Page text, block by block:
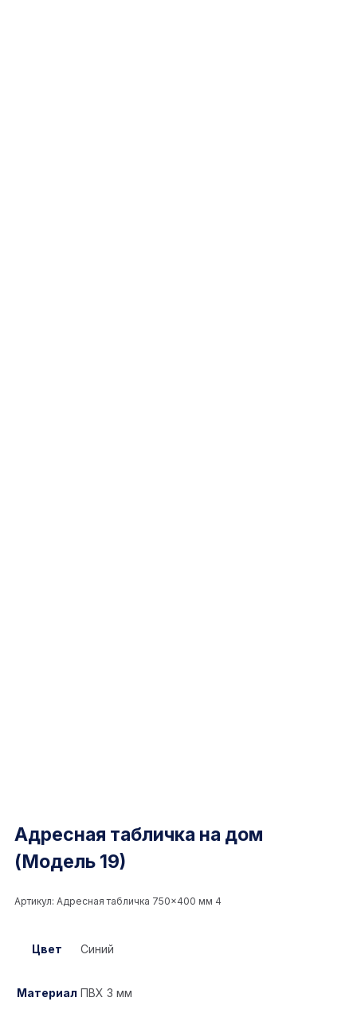
Адресная табличка на дом
(Модель 19)
Артикул: Адресная табличка 750×400 мм 4
Цвет Синий
Материал ПВХ 3 мм